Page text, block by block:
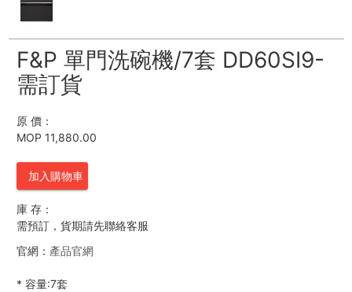
F&P 單門洗碗機/7套 DD60SI9-
需訂貨
原 價：
MOP 11,880.00
加入購物車
庫 存：
需預訂，貨期請先聯絡客服
官網： 產品官網
* 容量:7套